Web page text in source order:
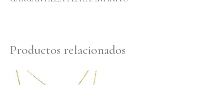
Productos relacionados